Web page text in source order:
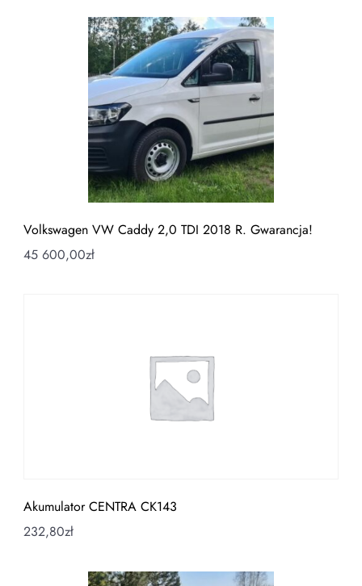
Volkswagen VW Caddy 2,0 TDI 2018 R. Gwarancja!
45 600,00zł
Akumulator CENTRA CK143
232,80zł